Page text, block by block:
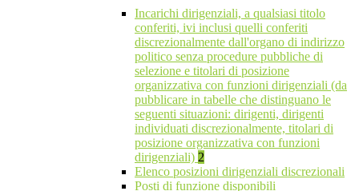
Incarichi dirigenziali, a qualsiasi titolo
conferiti, ivi inclusi quelli conferiti
discrezionalmente dall'organo di indirizzo
politico senza procedure pubbliche di
selezione e titolari di posizione
organizzativa con funzioni dirigenziali (da
pubblicare in tabelle che distinguano le
seguenti situazioni: dirigenti, dirigenti
individuati discrezionalmente, titolari di
posizione organizzativa con funzioni
dirigenziali) 2
Elenco posizioni dirigenziali discrezionali
Posti di funzione disponibili